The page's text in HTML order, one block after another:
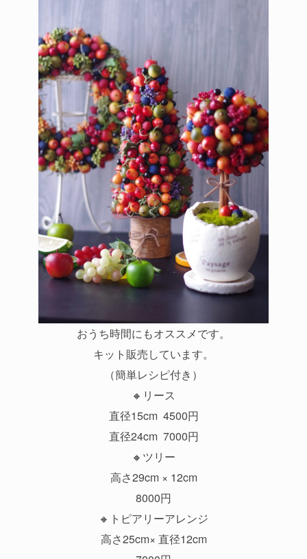
おうち時間にもオススメです。
キット販売しています。
（簡単レシピ付き）
🔸リース
直径15cm 4500円
直径24cm 7000円
🔸ツリー
高さ29cm × 12cm
8000円
🔸トピアリーアレンジ
高さ25cm× 直径12cm